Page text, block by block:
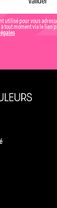
utilisé pour vous
tout moment via le lien